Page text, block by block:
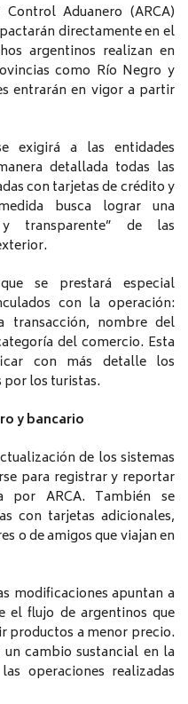
Aduanero (ARCA)
directamente en el
argentinos realizan en
como Río Negro y
entrarán en vigor a partir
exigirá a las entidades
detallada todas las
con tarjetas de crédito y
busca lograr una
transparente” de las
se prestará especial
con la operación:
nombre del
del comercio. Esta
con más detalle los
los turistas.
y bancario
de los sistemas
para registrar y reportar
por ARCA. También se
con tarjetas adicionales,
o de amigos que viajan en
modificaciones apuntan a
el flujo de argentinos que
productos a menor precio.
cambio sustancial en la
operaciones realizadas